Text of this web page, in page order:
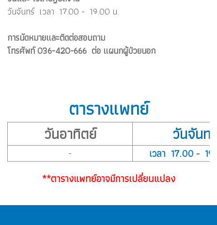
วันจันทร์ เวลา 17.00 - 19.00 น.
การนัดหมายและติดต่อสอบถาม
โทรศัพท์ 036-420-666 ต่อ แผนกผู้ป่วยนอก
ตารางแพทย์
วันอาทิตย์ วันจันทร์
-
เวลา 17.00 -
**ตารางแพทย์อาจมีการเปลี่ยนแปลง